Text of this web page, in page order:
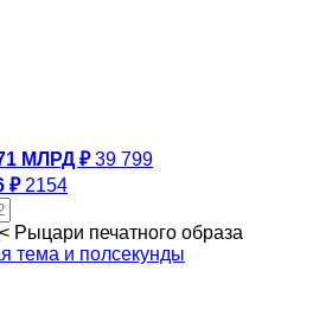
МЛРД ₽ 39 799
₽ 2154
< Рыцари печатного образа
тема и полсекунды